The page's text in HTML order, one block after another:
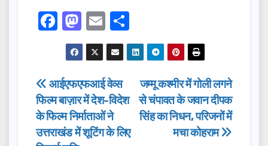
F
a
c
e
b
o
o
M
a
st
o
d
o
n
E
m
ail
h
ar
e
Post
navigation
जम्मू कश्मीर में गोली लगने
से चंपावत के जवान दीपक
सिंह का निधन, परिजनों में
मचा कोहराम
आईएफएफआई वेव्स
फिल्म बाज़ार में देश-विदेश
के फिल्म निर्माताओं ने
उत्तराखंड में शूटिंग के लिए